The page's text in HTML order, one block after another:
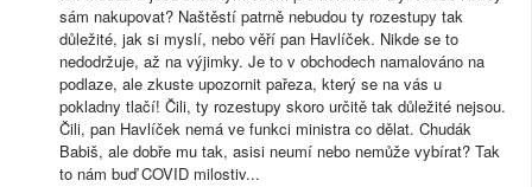
sám nakupovat? Naštěstí patrně nebudou ty rozestupy tak
důležité, jak si myslí, nebo věří pan Havlíček. Nikde se to
nedodržuje, až na výjimky. Je to v obchodech namalováno na
podlaze, ale zkuste upozornit pařeza, který se na vás u
pokladny tlačí! Čili, ty rozestupy skoro určitě tak důležité nejsou.
Čili, pan Havlíček nemá ve funkci ministra co dělat. Chudák
Babiš, ale dobře mu tak, asisi neumí nebo nemůže vybírat? Tak
to nám buď COVID milostiv...